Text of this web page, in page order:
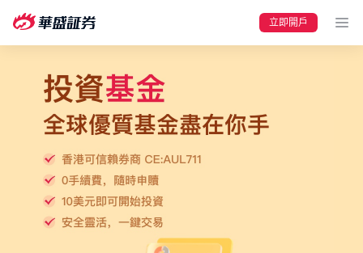
立即開戶